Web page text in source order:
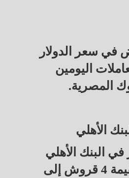
في سعر الدولار
اليومين
المصرية.
الأهلي
البنك الأهلي
المصري تراجعاً بقيمة 4 قروش إلى